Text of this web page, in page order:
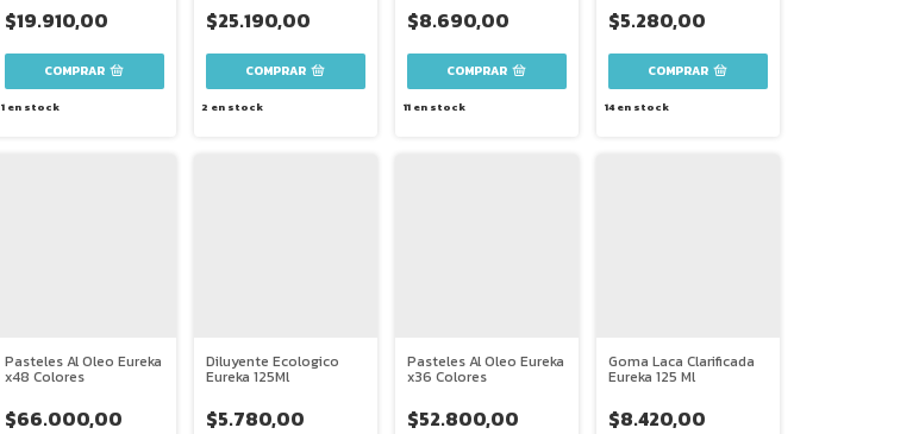
$19.910,00
1en stock
$25.190,00
2 en stock
$8.690,00
11en stock
$5.280,00
14en stock
Pasteles Al Oleo Eureka
x48 Colores
$66.000,00
Diluyente Ecologico
Eureka 125Ml
$5.780,00
Pasteles Al Oleo Eureka
x36 Colores
$52.800,00
Goma Laca Clarificada
Eureka 125 Ml
$8.420,00